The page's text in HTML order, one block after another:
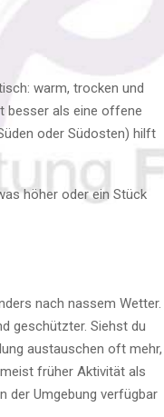
warm, trocken und
besser als eine offene
oder Südosten) hilft
höher oder ein Stück
nach nassem Wetter.
geschützter. Siehst du
austauschen oft mehr,
früher Aktivität als
der Umgebung verfügbar